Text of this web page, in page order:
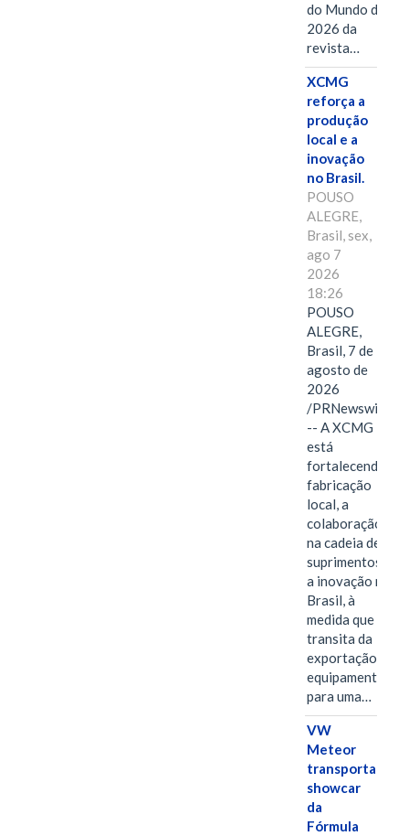
do Mundo de
2026 da
revista…
XCMG
reforça a
produção
local e a
inovação
no Brasil.
POUSO
ALEGRE,
Brasil, sex,
ago 7
2026
18:26
POUSO
ALEGRE,
Brasil, 7 de
agosto de
2026
/PRNewswire/
-- A XCMG
está
fortalecendo a
fabricação
local, a
colaboração
na cadeia de
suprimentos e
a inovação no
Brasil, à
medida que
transita da
exportação de
equipamentos
para uma…
VW
Meteor
transporta
showcar
da
Fórmula